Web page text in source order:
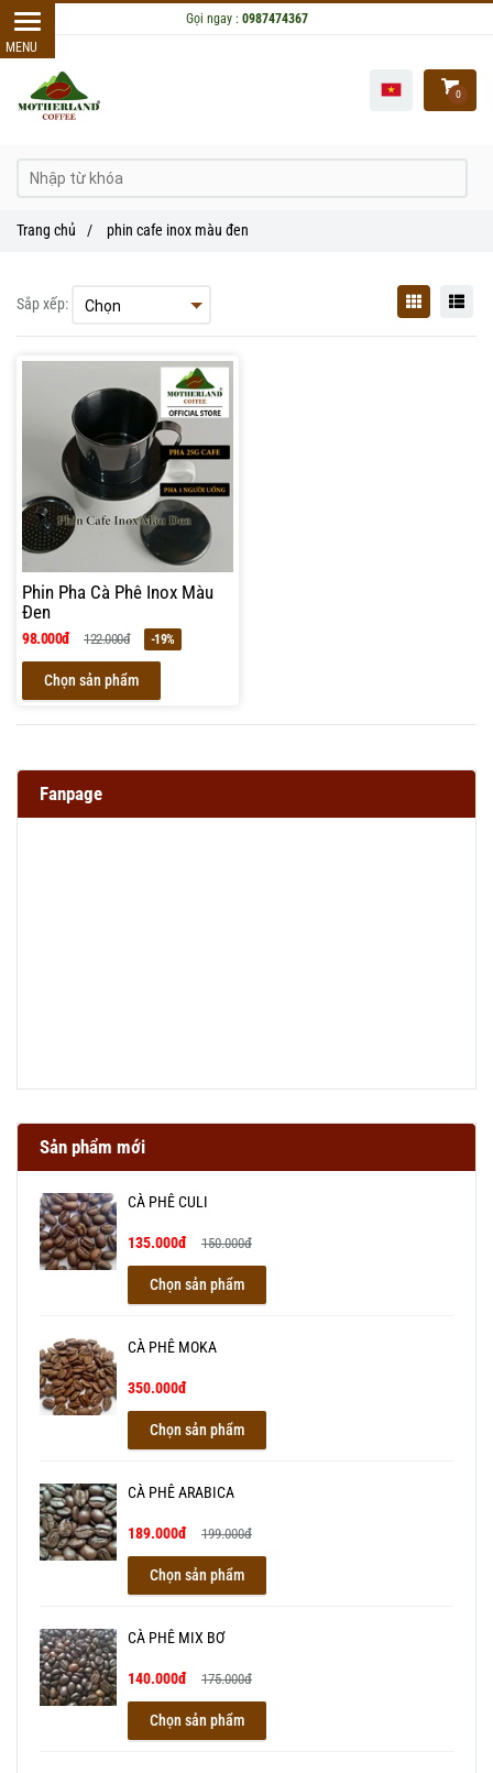
Sắp xếp:
Phin Pha Cà Phê Inox Màu
Đen
98.000đ 122.000đ -19%
Chọn sản phẩm
Fanpage
Sản phẩm mới
CÀ PHÊ CULI
135.000đ 150.000đ
Chọn sản phẩm
CÀ PHÊ MOKA
350.000đ
Chọn sản phẩm
CÀ PHÊ ARABICA
189.000đ 199.000đ
Chọn sản phẩm
CÀ PHÊ MIX BƠ
140.000đ 175.000đ
Chọn sản phẩm
Trang chủ / phin cafe inox màu đen
Gọi ngay : 0987474367
0